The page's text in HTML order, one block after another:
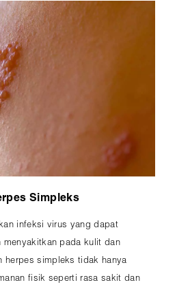
Simpleks
infeksi virus yang dapat
menyakitkan pada kulit dan
herpes simpleks tidak hanya
fisik seperti rasa sakit dan